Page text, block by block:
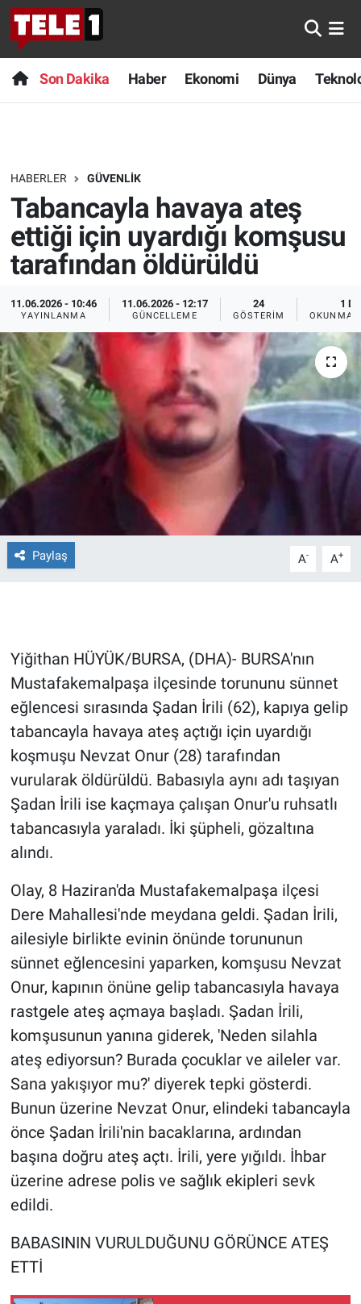
Son Dakika Haber Ekonomi Dünya
HABERLER GÜVENLIK
Tabancayla havaya ateş
ettiği için uyardığı komşusu
tarafından öldürüldü
11.06.2026 - 10:46
YAYINLANMA
11.06.2026 - 12:17
GÜNCELLEME
24
GÖSTERIM
1 DK
OKUNMA
Paylaş A- A+
Yiğithan HÜYÜK/BURSA, (DHA)- BURSA'nın
Mustafakemalpaşa ilçesinde torununu sünnet
eğlencesi sırasında Şadan İrili (62), kapıya gelip
tabancayla havaya ateş açtığı için uyardığı
koşmuşu Nevzat Onur (28) tarafından
vurularak öldürüldü. Babasıyla aynı adı taşıyan
Şadan İrili ise kaçmaya çalışan Onur'u ruhsatlı
tabancasıyla yaraladı. İki şüpheli, gözaltına
alındı.
Olay, 8 Haziran'da Mustafakemalpaşa ilçesi
Dere Mahallesi'nde meydana geldi. Şadan İrili,
ailesiyle birlikte evinin önünde torununun
sünnet eğlencesini yaparken, komşusu Nevzat
Onur, kapının önüne gelip tabancasıyla havaya
rastgele ateş açmaya başladı. Şadan İrili,
komşusunun yanına giderek, 'Neden silahla
ateş ediyorsun? Burada çocuklar ve aileler var.
Sana yakışıyor mu?' diyerek tepki gösterdi.
Bunun üzerine Nevzat Onur, elindeki tabancayla
önce Şadan İrili'nin bacaklarına, ardından
başına doğru ateş açtı. İrili, yere yığıldı. İhbar
üzerine adrese polis ve sağlık ekipleri sevk
edildi.
BABASININ VURULDUĞUNU GÖRÜNCE ATEŞ
ETTİ
Anında Manşet
Başka Sohbetler
Bilim turu
Bilim ve Teknoloji Evreni
Doğa Konuşuyor
Dünya
Ege Saati
Ege'den Esintiler
Eğitim
Eğlence
Forum
Gün Bitiyor
Gündem Özel
Günün görüntüsü
Haber
İlan
Kimdir
Koronavirüs
Kültür Sanat
Ne demişti
Nedir
Popüler
Programlar
Sağlık
Spor
Teknoloji
Son Dakika
Haber
Dünya
Teknoloji
Sağlık
Spor
Yayın Akışı
İletişim
Nöbetçi Eczaneler
Hava Durumu
Trafik Durumu
Süper Lig Puan Durumu ve Fikstür
Tüm Manşetler
Son Dakika Haberleri
Haber Arşivi